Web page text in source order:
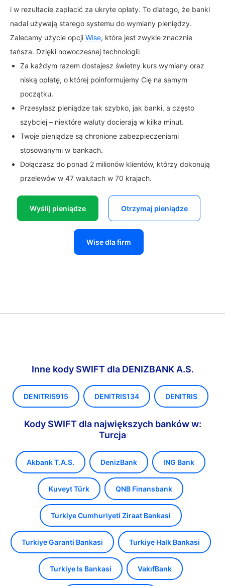
i w rezultacie zapłacić za ukryte opłaty. To dlatego, że banki
nadal używają starego systemu do wymiany pieniędzy.
Zalecamy użycie opcji Wise, która jest zwykle znacznie
tańsza. Dzięki nowoczesnej technologii:
Za każdym razem dostajesz świetny kurs wymiany oraz
niską opłatę, o której poinformujemy Cię na samym
początku.
Przesyłasz pieniądze tak szybko, jak banki, a często
szybciej – niektóre waluty docierają w kilka minut.
Twoje pieniądze są chronione zabezpieczeniami
stosowanymi w bankach.
Dołączasz do ponad 2 milionów klientów, którzy dokonują
przelewów w 47 walutach w 70 krajach.
Wyślij pieniądze Otrzymaj pieniądze
Wise dla firm
Inne kody SWIFT dla DENIZBANK A.S.
DENITRIS915 DENITRIS134 DENITRIS
Kody SWIFT dla największych banków w:
Turcja
Akbank T.A.S. DenizBank ING Bank
Kuveyt Türk QNB Finansbank
Turkiye Cumhuriyeti Ziraat Bankasi
Turkiye Garanti Bankasi Turkiye Halk Bankasi
Turkiye Is Bankasi VakıfBank